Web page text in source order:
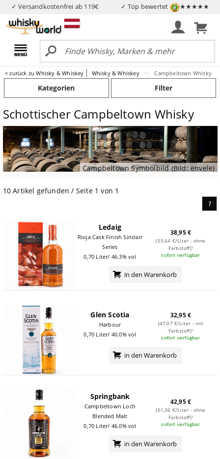
✓ Versandkostenfrei ab 119€ ✓ Top bewertet ★★★★★
< zurück zu Whisky & Whiskey Whisky & Whiskey Campbeltown Whisky
Kategorien Filter
Schottischer Campbeltown Whisky
Campbeltown Symbolbild (Bild: envele)
10 Artikel gefunden / Seite 1 von 1
1
Ledaig
Rioja Cask Finish Sinclair
Series
0,70 Liter/ 46.3% vol
38,95 €
(55,64 €/Liter - ohne
Farbstoff)¹
sofort verfügbar
in den Warenkorb
Glen Scotia
Harbour
0,70 Liter/ 40.0% vol
32,95 €
(47,07 €/Liter - mit
Farbstoff)¹
sofort verfügbar
in den Warenkorb
Springbank
Campbeltown Loch
Blended Malt
0,70 Liter/ 46.0% vol
42,95 €
(61,36 €/Liter - ohne
Farbstoff)¹
sofort verfügbar
in den Warenkorb